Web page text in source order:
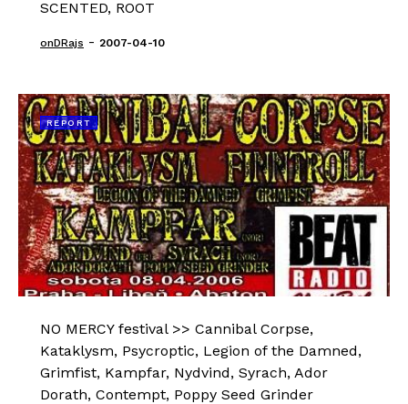
SCENTED, ROOT
onDRajs - 2007-04-10
REPORT
NO MERCY festival >> Cannibal Corpse,
Kataklysm, Psycroptic, Legion of the Damned,
Grimfist, Kampfar, Nydvind, Syrach, Ador
Dorath, Contempt, Poppy Seed Grinder